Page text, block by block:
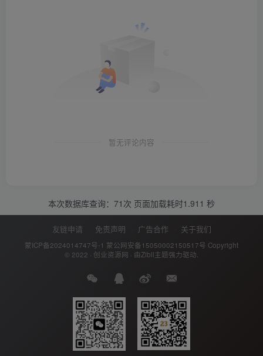
暂无评论内容
本次数据库查询：71次 页面加载耗时1.911 秒
友链申请 免责声明 广告合作 关于我们
蒙ICP备2024014747号-1 蒙公网安备15050002150517号 Copyright
© 2022 · 创业资源网 · 由Zibll主题强力驱动.